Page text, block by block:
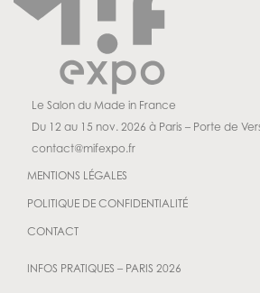
Le Salon du Made in France
Du 12 au 15 nov. 2026 à Paris – Porte de
contact@mifexpo.fr
MENTIONS LÉGALES
POLITIQUE DE CONFIDENTIALITÉ
CONTACT
INFOS PRATIQUES – PARIS 2026